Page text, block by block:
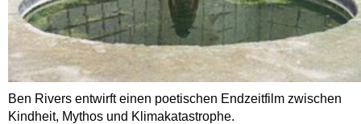
Ben Rivers entwirft einen poetischen Endzeitfilm zwischen
Kindheit, Mythos und Klimakatastrophe.